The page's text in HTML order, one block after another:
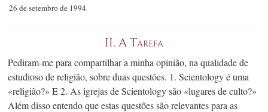
26 de setembro de 1994
II. A Tarefa
Pediram-mepara compartilhar a minha opinião, na qualidade de
estudioso de religião, sobre duas questões. 1. Scientology é uma
«religião?» E 2. As igrejas de Scientology são «lugares de culto?»
Além disso entendo que estas questões são relevantes para as